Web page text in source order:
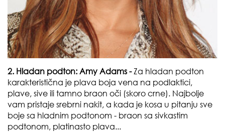
2. Hladan podton: Amy Adams - Za hladan podton
karakteristična je plava boja vena na podlaktici,
plave, sive ili tamno braon oči (skoro crne). Najbolje
vam pristaje srebrni nakit, a kada je kosa u pitanju sve
boje sa hladnim podtonom - braon sa sivkastim
podtonom, platinasto plava...